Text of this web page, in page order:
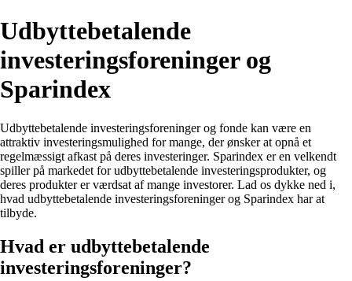
Udbyttebetalende
investeringsforeninger og
Sparindex
Udbyttebetalende investeringsforeninger og fonde kan være en
attraktiv investeringsmulighed for mange, der ønsker at opnå et
regelmæssigt afkast på deres investeringer. Sparindex er en velkendt
spiller på markedet for udbyttebetalende investeringsprodukter, og
deres produkter er værdsat af mange investorer. Lad os dykke ned i,
hvad udbyttebetalende investeringsforeninger og Sparindex har at
tilbyde.
Hvad er udbyttebetalende
investeringsforeninger?